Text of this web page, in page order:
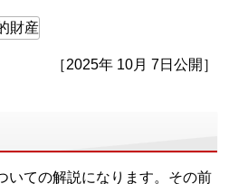
［2025年 10月 7日公開］
いての解説になります。その前